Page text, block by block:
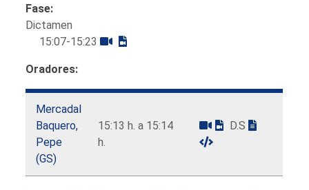
Fase:
Dictamen
15:07-15:23
Oradores:
Mercadal
Baquero,
Pepe
(GS)
15:13 h. a 15:14
h.
D.S